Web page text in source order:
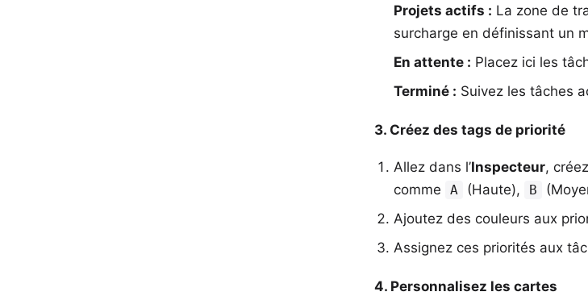
Projets actifs : La zone de
surcharge en définissant un
En attente : Placez ici les
Terminé : Suivez les tâches
3. Créez des tags de priorité
Allez dans l’Inspecteur,
comme
A (Haute), B
Ajoutez des couleurs aux
Assignez ces priorités aux
4. Personnalisez les cartes